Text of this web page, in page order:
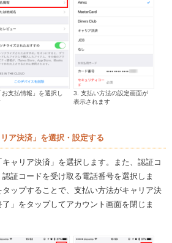
支払情報」を選択し
3. 支払い方法の設定画面が
表示されます
ア決済」を選択・設定する
ャリア決済」を選択します。また、認証コ
証コードを受け取る電話番号を選択しま
ップすることで、支払い方法がキャリア決
」をタップしてアカウント画面を閉じま